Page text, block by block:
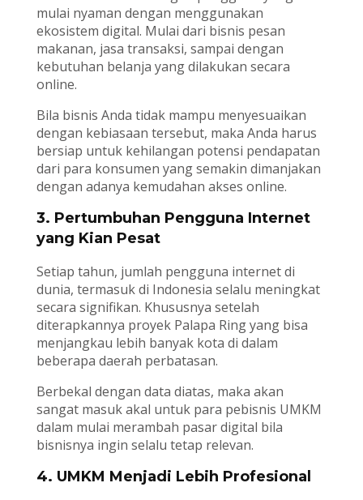
mulai nyaman dengan menggunakan
ekosistem digital. Mulai dari bisnis pesan
makanan, jasa transaksi, sampai dengan
kebutuhan belanja yang dilakukan secara
online.
Bila bisnis Anda tidak mampu menyesuaikan
dengan kebiasaan tersebut, maka Anda harus
bersiap untuk kehilangan potensi pendapatan
dari para konsumen yang semakin dimanjakan
dengan adanya kemudahan akses online.
3. Pertumbuhan Pengguna Internet
yang Kian Pesat
Setiap tahun, jumlah pengguna internet di
dunia, termasuk di Indonesia selalu meningkat
secara signifikan. Khususnya setelah
diterapkannya proyek Palapa Ring yang bisa
menjangkau lebih banyak kota di dalam
beberapa daerah perbatasan.
Berbekal dengan data diatas, maka akan
sangat masuk akal untuk para pebisnis UMKM
dalam mulai merambah pasar digital bila
bisnisnya ingin selalu tetap relevan.
4. UMKM Menjadi Lebih Profesional